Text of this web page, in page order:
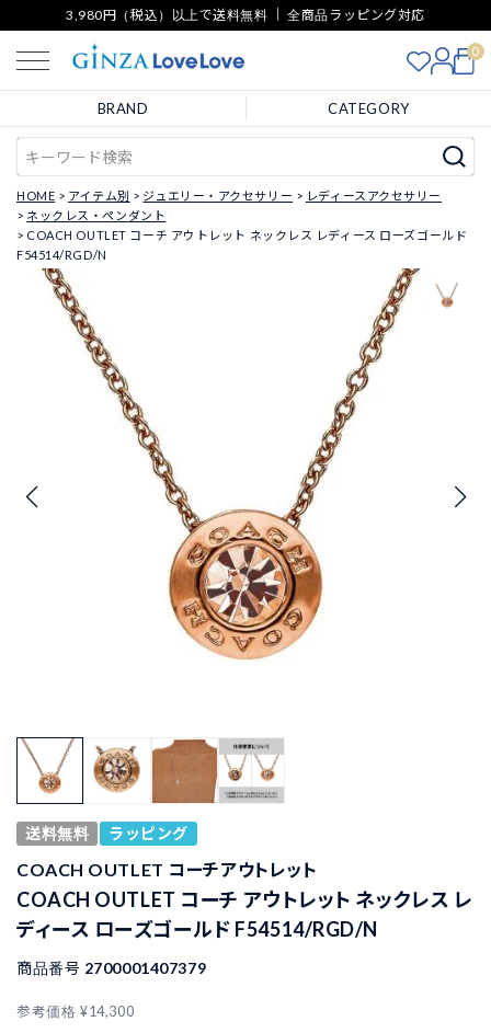
3,980円（税込）以上で送料無料 ｜ 全商品ラッピング対応
0
BRAND CATEGORY
HOME アイテム別 ジュエリー・アクセサリー
レディースアクセサリー
ネックレス・ペンダント
COACH OUTLET コーチ アウトレット ネックレス レディース ローズゴールド
F54514/RGD/N
送料無料 ラッピング
COACH OUTLET コーチアウトレット
COACH OUTLET コーチ アウトレット ネックレス レ
ディース ローズゴールド F54514/RGD/N
商品番号 2700001407379
参考価格 ¥14,300